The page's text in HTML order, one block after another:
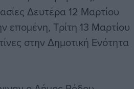
Δευτέρα 12 Μαρτίου
επομένη, Τρίτη 13 Μαρτίου
στην Δημοτική Ενότητα